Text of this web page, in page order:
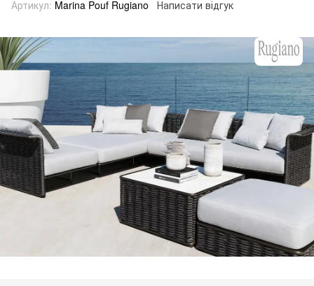
Артикул: Marina Pouf Rugiano Написати відгук